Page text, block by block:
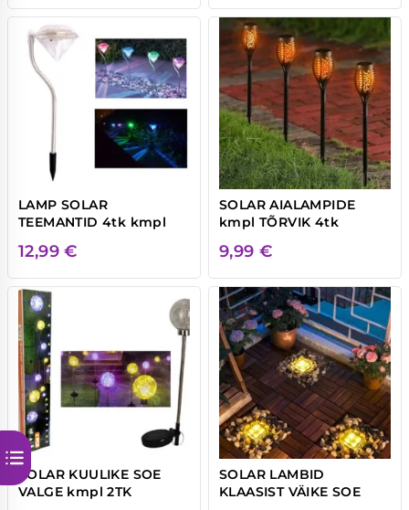
LAMP SOLAR
TEEMANTID 4tk kmpl
12,99€
SOLAR AIALAMPIDE
kmpl TÕRVIK 4tk
9,99 €
SOLAR KUULIKE SOE
VALGE kmpl 2TK
SOLAR LAMBID
KLAASIST VÄIKE SOE